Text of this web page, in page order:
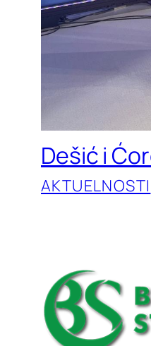
Dešić i
AKTUELNOSTI